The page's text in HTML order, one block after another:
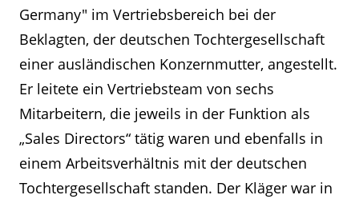
Germany" im Vertriebsbereich bei der
Beklagten, der deutschen Tochtergesellschaft
einer ausländischen Konzernmutter, angestellt.
Er leitete ein Vertriebsteam von sechs
Mitarbeitern, die jeweils in der Funktion als
„Sales Directors“ tätig waren und ebenfalls in
einem Arbeitsverhältnis mit der deutschen
Tochtergesellschaft standen. Der Kläger war in